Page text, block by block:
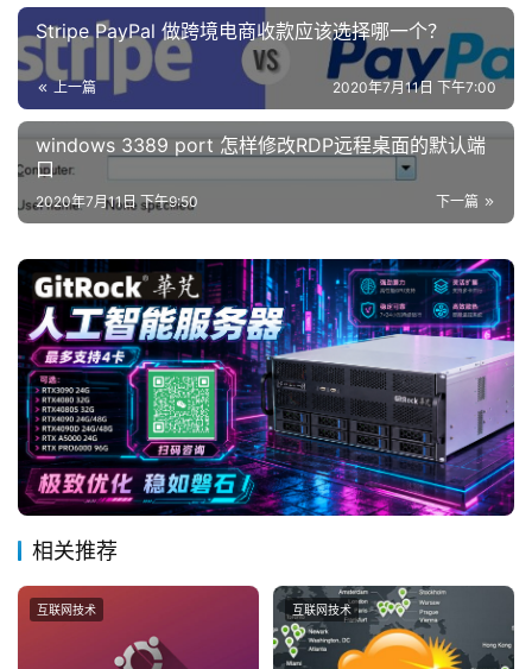
Stripe PayPal 做跨境电商收款应该选择哪一个？
上一篇 2020年7月11日 下午7:00
windows 3389 port 怎样修改RDP远程桌面的默认端
口
下一篇
2020年7月11日 下午9:50
相关推荐
互联网技术 互联网技术